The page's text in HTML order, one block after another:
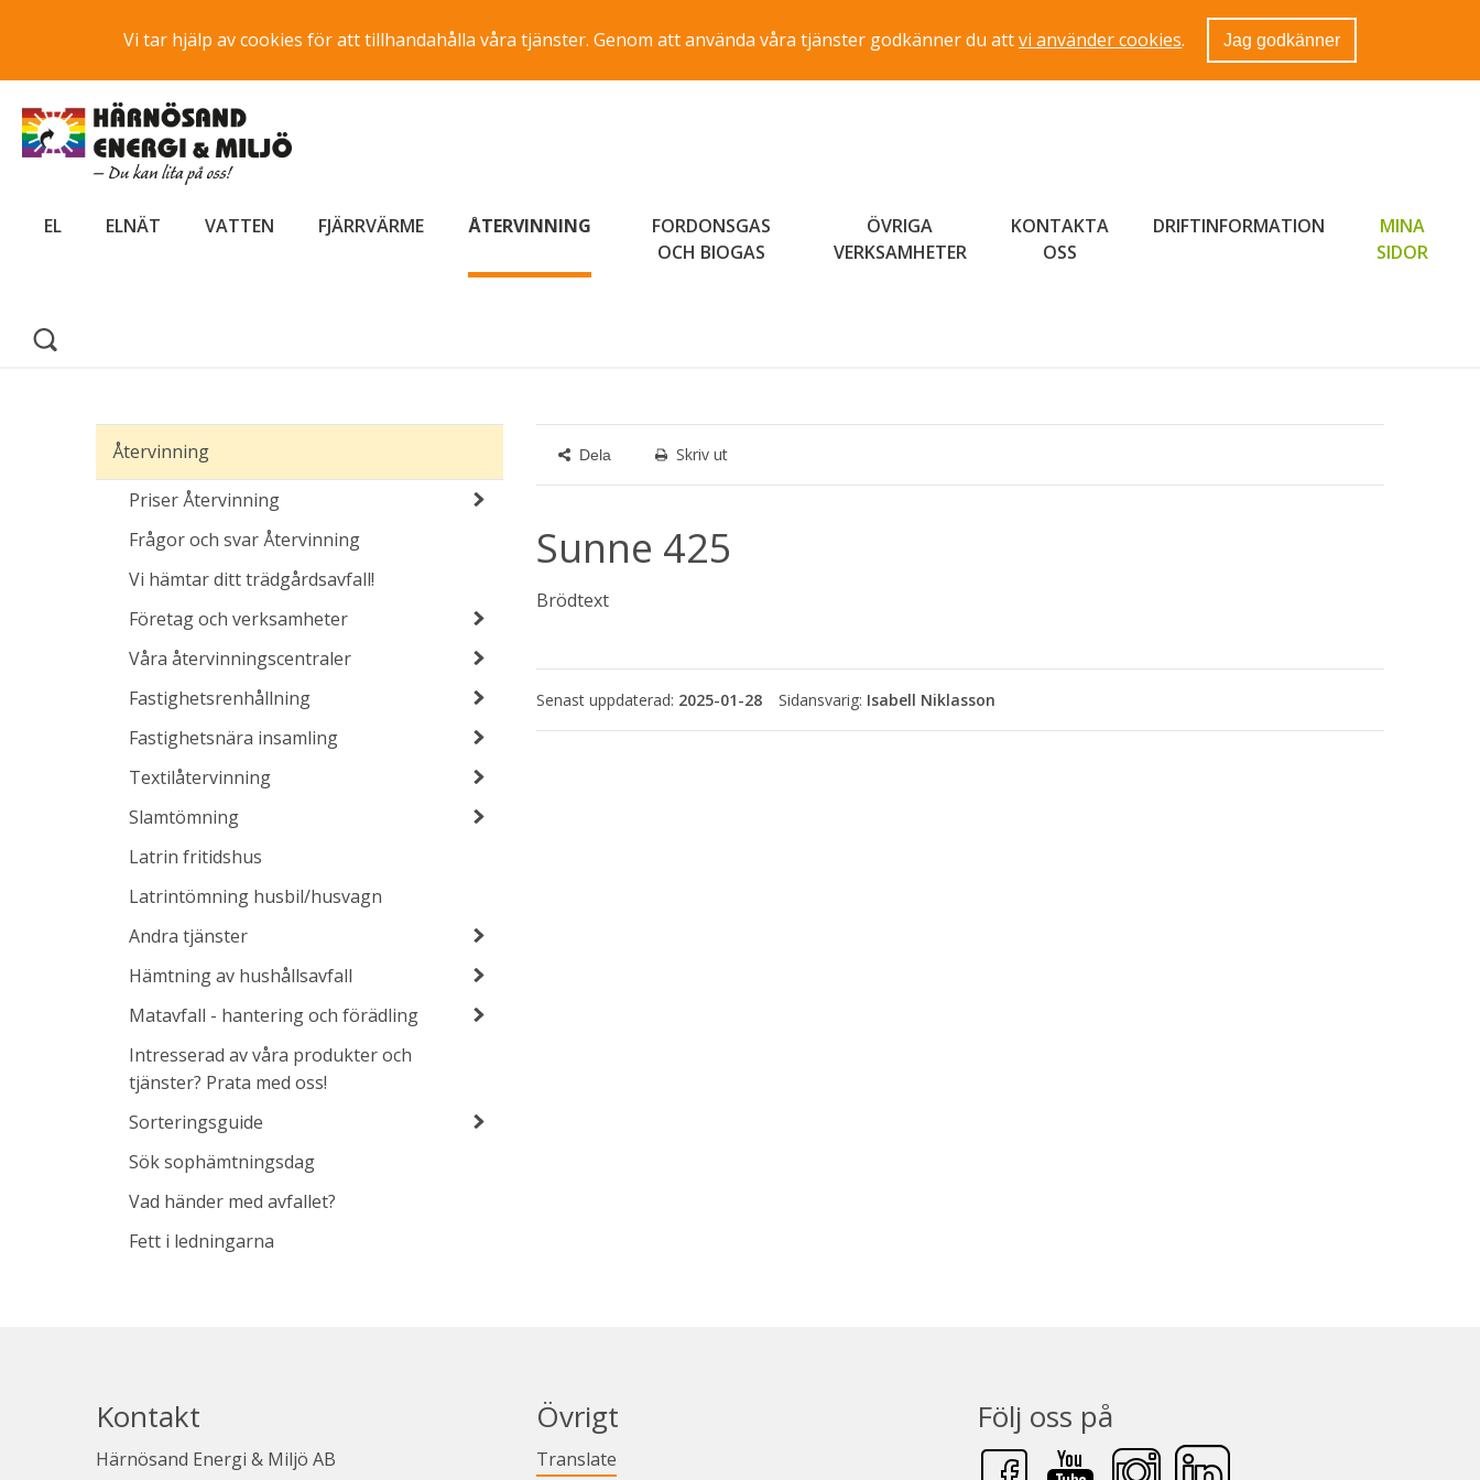
Vi tar hjälp av cookies för att tillhandahålla våra tjänster. Genom att använda våra tjänster godkänner du attvi använder cookies. Jag godkänner
EL ELNÄT VATTEN FJÄRRVÄRME ÅTERVINNING
FORDONSGAS
OCH BIOGAS
ÖVRIGA
VERKSAMHETER
KONTAKTA
OSS
DRIFTINFORMATION
MINA
SIDOR
Återvinning
Priser Återvinning
Frågor och svar Återvinning
Vi hämtar ditt trädgårdsavfall!
Företag och verksamheter
Våra återvinningscentraler
Fastighetsrenhållning
Fastighetsnära insamling
Textilåtervinning
Slamtömning
Latrin fritidshus
Latrintömning husbil/husvagn
Andra tjänster
Hämtning av hushållsavfall
Matavfall - hantering och förädling
Intresserad av våra produkter och
tjänster? Prata med oss!
Sorteringsguide
Sök sophämtningsdag
Vad händer med avfallet?
Fett i ledningarna
Dela Skriv ut
Sunne 425
Brödtext
Senast uppdaterad: 2025-01-28 Isabell Niklasson
Kontakt
Härnösand Energi & Miljö AB
Övrigt
Translate
Följ oss på